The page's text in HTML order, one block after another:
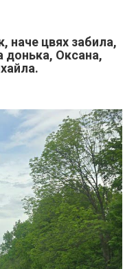
наче цвях забила,
донька, Оксана,